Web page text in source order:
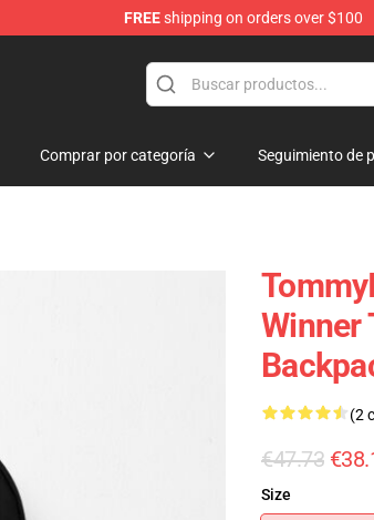
FREEshipping on orders over $100
Comprar por categoría Seguimiento de
Winner
(2
€47.73
Size